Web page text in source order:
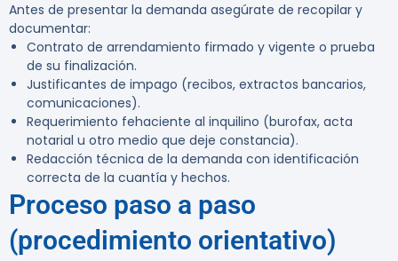
Antes de presentar la demanda asegúrate de recopilar y
documentar:
Contrato de arrendamiento firmado y vigente o prueba
de su finalización.
Justificantes de impago (recibos, extractos bancarios,
comunicaciones).
Requerimiento fehaciente al inquilino (burofax, acta
notarial u otro medio que deje constancia).
Redacción técnica de la demanda con identificación
correcta de la cuantía y hechos.
Proceso paso a paso
(procedimiento orientativo)